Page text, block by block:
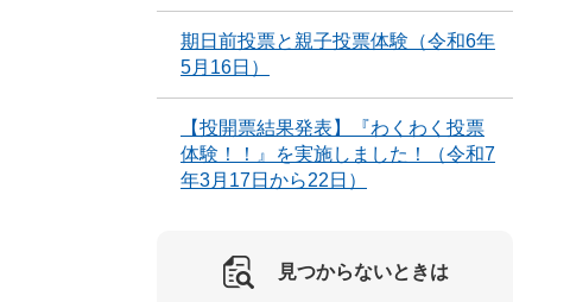
期日前投票と親子投票体験（令和6年
5月16日）
【投開票結果発表】『わくわく投票
体験！！』を実施しました！（令和7
年3月17日から22日）
見つからないときは